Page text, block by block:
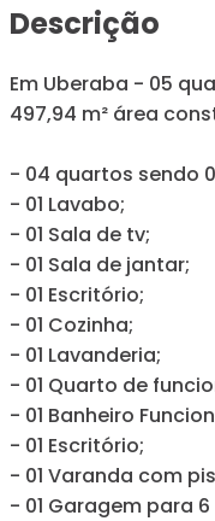
Descrição
Em Uberaba - 05
497,94 m² área
- 04 quartos sendo
- 01 Lavabo;
- 01 Sala de tv;
- 01 Sala de jantar;
- 01 Escritório;
- 01 Cozinha;
- 01 Lavanderia;
- 01 Quarto de
- 01 Banheiro
- 01 Escritório;
- 01 Varanda com
- 01 Garagem para